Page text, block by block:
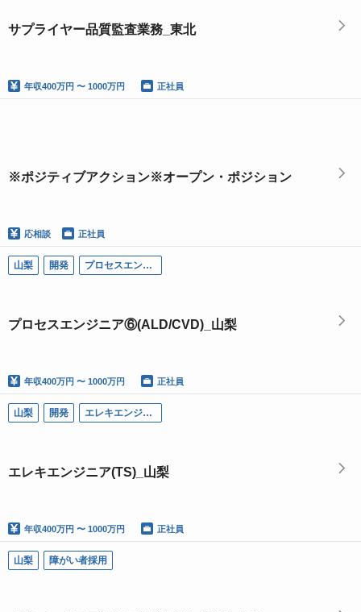
サプライヤー品質監査業務_東北
年収400万円 〜 1000万円 正社員
※ポジティブアクション※オープン・ポジション
応相談 正社員
山梨 開発 プロセスエンジニア
プロセスエンジニア⑥(ALD/CVD)_山梨
年収400万円 〜 1000万円 正社員
山梨 開発 エレキエンジニア
エレキエンジニア(TS)_山梨
年収400万円 〜 1000万円 正社員
山梨 障がい者採用